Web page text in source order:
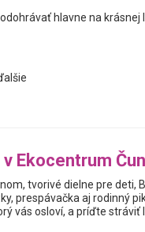
odohrávať hlavne na
Ekocentrum
tvorivé dielne pre deti,
prespávačka aj rodinný
vás osloví, a príďte stráviť